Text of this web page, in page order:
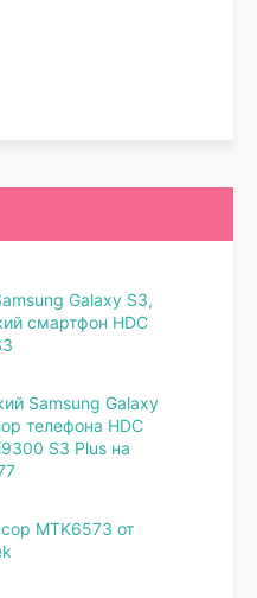
Galaxy S3,
смартфон HDC
Samsung Galaxy
телефона HDC
S3 Plus на
MTK6573 от